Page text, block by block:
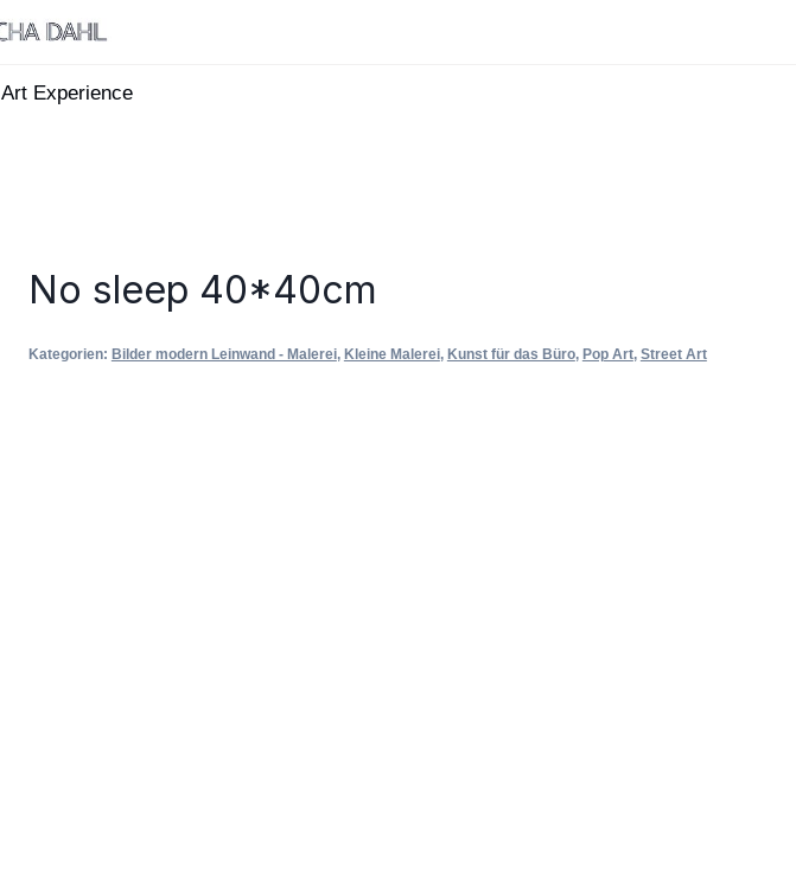
Art Experience
No sleep 40*40cm
Kategorien: Bilder modern Leinwand - Malerei, Kleine Malerei, Kunst für das Büro, Pop Art, Street Art